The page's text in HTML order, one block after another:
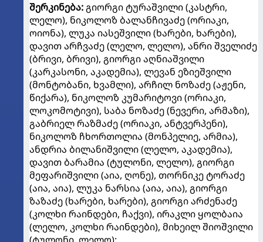
შერკინება:გიორგი ტურაშვილი (კასტრი,
ლელო), ნიკოლოზ ბალანჩივაძე (ორიაკი,
ოიონა), ლუკა იასეშვილი (ხარები, ხარები),
დავით არჩვაძე (ლელო, ლელო), ანრი შველიძე
(ბრივი, ბრივი), გიორგი აღნიაშვილი
(კარკასონი, აკადემია), ლევან ეზიეშვილი
(მონტობანი, ხვამლი), არჩილ ნოზაძე (აჟენი,
წიქარა), ნიკოლოზ კუმარიტოვი (ორიაკი,
ლოკომოტივი), საბა ნოზაძე (ნევერი, არმაზი),
გაბრიელ რაზმაძე (ორიაკი, ანტვერპენი),
ნიკოლოზ ჩხორთოლია (მონპელიე, არმია),
ანდრია ბილანიშვილი (ლელო, აკადემია),
დავით ბარამია (ტულონი, ლელო), გიორგი
მეფარიშვილი (აია, ღონე), თორნიკე ტორაძე
(აია, აია), ლუკა ნარსია (აია, აია), გიორგი
ზაზაძე (ხარები, ხარები), გიორგი არძენაძე
(კოლხი რაინდები, ჩაქვი), ირაკლი ყოლბაია
(ლელო, კოლხი რაინდები), მიხეილ შიოშვილი